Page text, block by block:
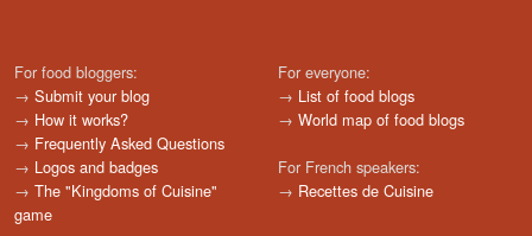
For food bloggers:
→ Submit your blog
→ How it works?
→ Frequently Asked Questions
→ Logos and badges
→ The "Kingdoms of Cuisine"
game
For everyone:
→ List of food blogs
→ World map of food blogs
For French speakers:
→ Recettes de Cuisine